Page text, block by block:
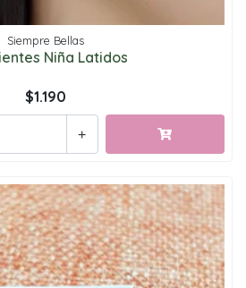
Siempre Bellas
Niña Latidos
$1.190
+